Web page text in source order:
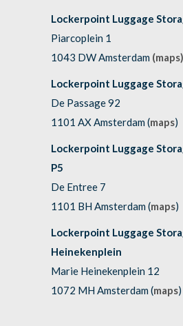
Lockerpoint Luggage
Piarcoplein 1
1043 DW Amsterdam (maps)
Lockerpoint Luggage
De Passage 92
1101 AX Amsterdam (maps)
Lockerpoint Luggage
P5
De Entree 7
1101 BH Amsterdam (maps)
Lockerpoint Luggage
Heinekenplein
Marie Heinekenplein 12
1072 MH Amsterdam (maps)